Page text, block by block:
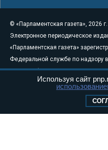
© «Парламентская газета», 2026 г.
Электронное периодическое
«Парламентская газета»
Федеральной службе по надзору
связи, информационных
массовых коммуникаций
Свидетельство о регистрации
Используя сайт